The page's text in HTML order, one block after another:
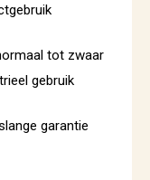
tot zwaar
gebruik
garantie